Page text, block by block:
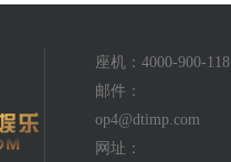
座机：4000-900-118
邮件：
op4@dtimp.com
网址：